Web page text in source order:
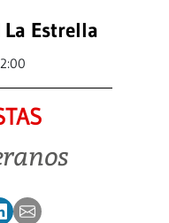
Estrella